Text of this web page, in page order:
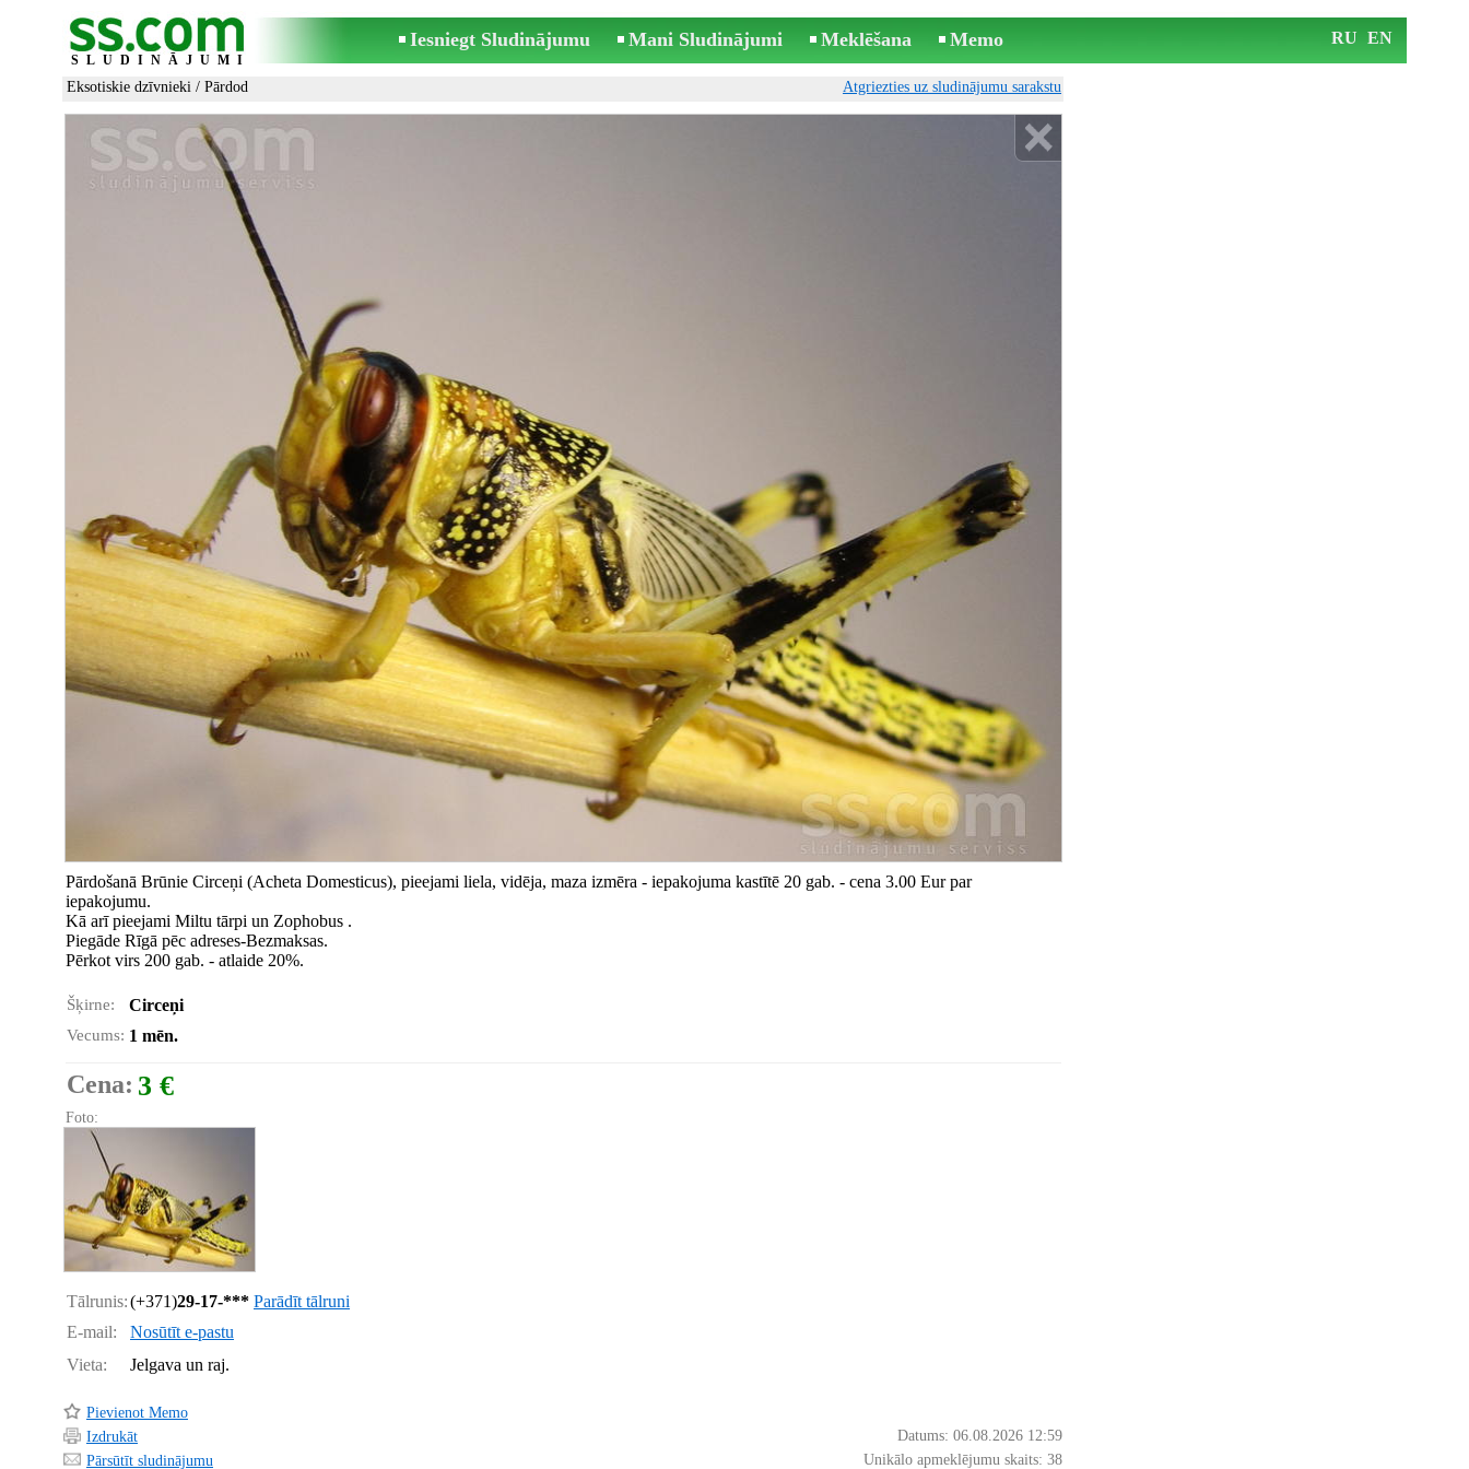
SLUDINĀJUMI
Iesniegt Sludinājumu Mani Sludinājumi Meklēšana Memo RU EN
Eksotiskie dzīvnieki / Pārdod Atgriezties uz sludinājumu sarakstu
Pārdošanā Brūnie Circeņi (Acheta Domesticus), pieejami liela, vidēja, maza izmēra - iepakojuma kastītē 20 gab. - cena 3.00 Eur par
iepakojumu.
Kā arī pieejami Miltu tārpi un Zophobus .
Piegāde Rīgā pēc adreses-Bezmaksas.
Pērkot virs 200 gab. - atlaide 20%.
Šķirne: Circeņi
Vecums: 1 mēn.
Cena: 3 €
Foto:
Tālrunis:(+371)29-17-*** Parādīt tālruni
E-mail:
Nosūtīt e-pastu
Vieta:
Jelgava un raj.
Pievienot Memo
Izdrukāt
Datums: 06.08.2026 12:59
Pārsūtīt sludinājumu
Unikālo apmeklējumu skaits: 38